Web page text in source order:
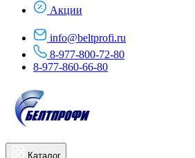
Акции
info@beltprofi.ru
8-977-800-72-80
8-977-860-66-80
Каталог